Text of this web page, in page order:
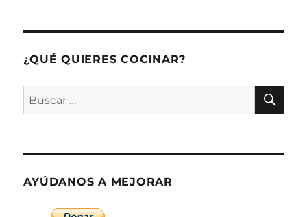
¿QUÉ QUIERES COCINAR?
Buscar
por:
AYÚDANOS A MEJORAR